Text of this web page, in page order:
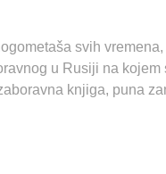
svih
u Rusiji na
knjiga, puna